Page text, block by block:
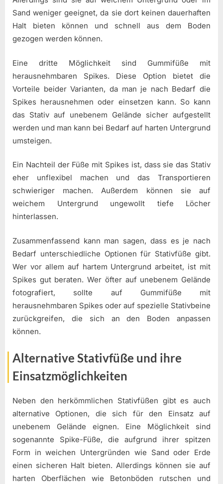
Sand weniger geeignet, da sie dort keinen dauerhaften
Halt bieten können und schnell aus dem Boden
gezogen werden können.
Eine dritte Möglichkeit sind Gummifüße mit
herausnehmbaren Spikes. Diese Option bietet die
Vorteile beider Varianten, da man je nach Bedarf die
Spikes herausnehmen oder einsetzen kann. So kann
das Stativ auf unebenem Gelände sicher aufgestellt
werden und man kann bei Bedarf auf harten Untergrund
umsteigen.
Ein Nachteil der Füße mit Spikes ist, dass sie das Stativ
eher unflexibel machen und das Transportieren
schwieriger machen. Außerdem können sie auf
weichem Untergrund ungewollt tiefe Löcher
hinterlassen.
Zusammenfassend kann man sagen, dass es je nach
Bedarf unterschiedliche Optionen für Stativfüße gibt.
Wer vor allem auf hartem Untergrund arbeitet, ist mit
Spikes gut beraten. Wer öfter auf unebenem Gelände
fotografiert, sollte auf Gummifüße mit
herausnehmbaren Spikes oder auf spezielle Stativbeine
zurückgreifen, die sich an den Boden anpassen
können.
Alternative Stativfüße und ihre
Einsatzmöglichkeiten
Neben den herkömmlichen Stativfüßen gibt es auch
alternative Optionen, die sich für den Einsatz auf
unebenem Gelände eignen. Eine Möglichkeit sind
sogenannte Spike-Füße, die aufgrund ihrer spitzen
Form in weichen Untergründen wie Sand oder Erde
einen sicheren Halt bieten. Allerdings können sie auf
harten Oberflächen wie Betonböden rutschen und